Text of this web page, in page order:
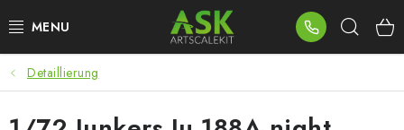
Inhalt
BLOG
SUMMER DAYS
Detaillierung